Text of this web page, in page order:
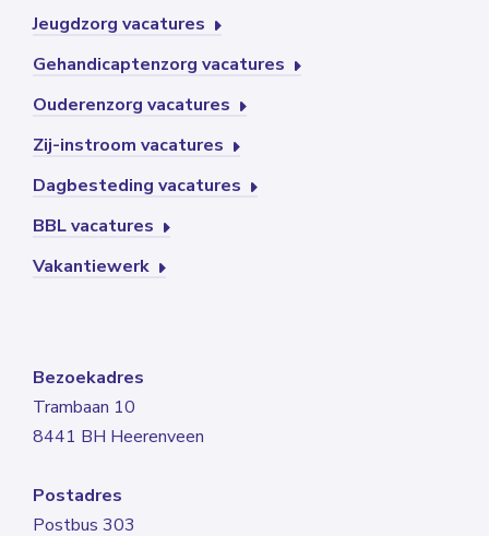
Jeugdzorg vacatures
Gehandicaptenzorg vacatures
Ouderenzorg vacatures
Zij-instroom vacatures
Dagbesteding vacatures
BBL vacatures
Vakantiewerk
Bezoekadres
Trambaan 10
8441 BH Heerenveen
Postadres
Postbus 303